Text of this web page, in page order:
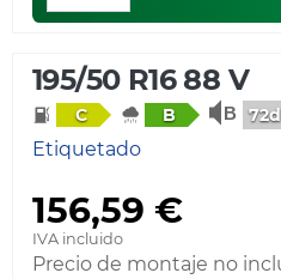
195/50 R16 88 V
C B
Etiquetado
156,59 €
IVA incluido
Precio de montaje no